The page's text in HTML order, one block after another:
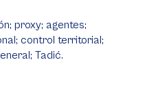
proxy; agentes;
control territorial;
Tadić.